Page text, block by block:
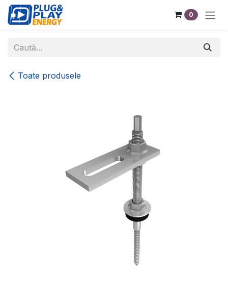
Sari la conținut
0
Toate produsele